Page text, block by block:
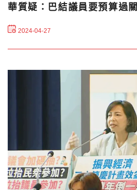
華質疑：巴結議員要預算過關
2024-04-27